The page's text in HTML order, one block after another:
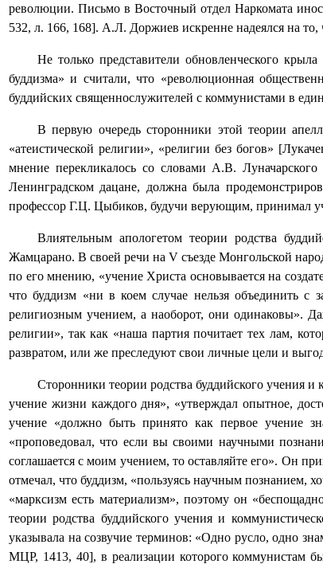
революции. Письмо в Восточный отдел Наркомата
532, л. 166, 168]. А.Л. Доржиев искренне надеялся на
Не только представители обновленческого
буддизма» и считали, что «революционная
буддийских священнослужителей с коммунистами в
В первую очередь сторонники этой теории
«атеистической религии», «религии без богов»
мнение перекликалось со словами А.В.
Ленинградском дацане, должна была
профессор Г.Ц. Цыбиков, будучи верующим, принимал
Влиятельным апологетом теории родства
Жамцарано. В своей речи на V съезде Монгольской
по его мнению, «учение Христа основывается на
что буддизм «ни в коем случае нельзя объединить
религиозным учением, а наоборот, они одинаковы».
религии», так как «наша партия почитает тех лам,
развратом, или же преследуют свои личные цели и
Сторонники теории родства буддийского учения
учение жизни каждого дня», «утверждал опытное,
учение «должно быть принято как первое учение
«проповедовал, что если вы своими научными
соглашается с моим учением, то оставляйте его». Он
отмечал, что буддизм, «пользуясь научным познанием,
«марксизм есть материализм», поэтому он
теории родства буддийского учения и
указывала на созвучие терминов: «Одно русло, одно
МЦР, 1413, 40], в реализации которого коммунистам